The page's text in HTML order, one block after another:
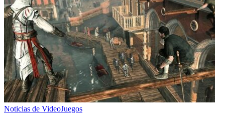
Noticias de VideoJuegos